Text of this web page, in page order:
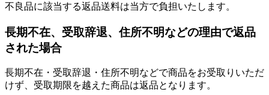
不良品に該当する返品送料は当方で負担いたします。
長期不在、受取辞退、住所不明などの理由で返品
された場合
長期不在・受取辞退・住所不明などで商品をお受取りいただ
けず、受取期限を越えた商品は返品となります。